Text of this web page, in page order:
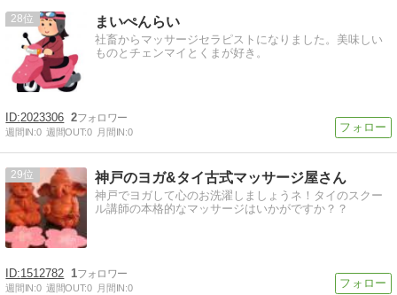
28 まいぺんらい
社畜からマッサージセラピストになりました。美味しい
ものとチェンマイとくまが好き。
2023306 2
週間IN:0 週間OUT:0 月間IN:0
29 神戸のヨガ&タイ古式マッサージ屋さん
神戸でヨガして心のお洗濯しましょうネ！タイのスクー
ル講師の本格的なマッサージはいかがですか？？
1512782 1
週間IN:0 週間OUT:0 月間IN:0